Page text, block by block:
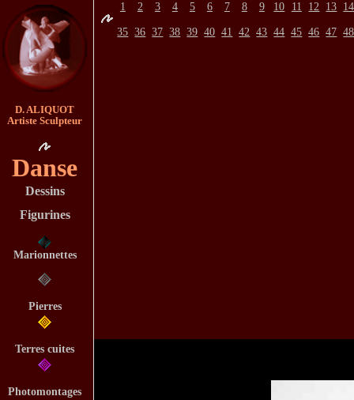
1 2 3 4 5 6 7 8 9 10 11 12 13 14
35 36 37 38 39 40 41 42 43 44 45 46 47 48
D. ALIQUOT
Artiste Sculpteur
Danse
Dessins
Figurines
Marionnettes
Pierres
Terres cuites
Photomontages